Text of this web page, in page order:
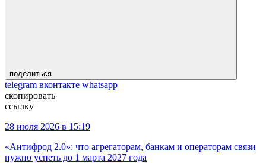
поделиться
telegram вконтакте whatsapp
скопировать
ссылку
28 июля 2026 в 15:19
«Антифрод 2.0»: что агрегаторам, банкам и операторам связи
нужно успеть до 1 марта 2027 года